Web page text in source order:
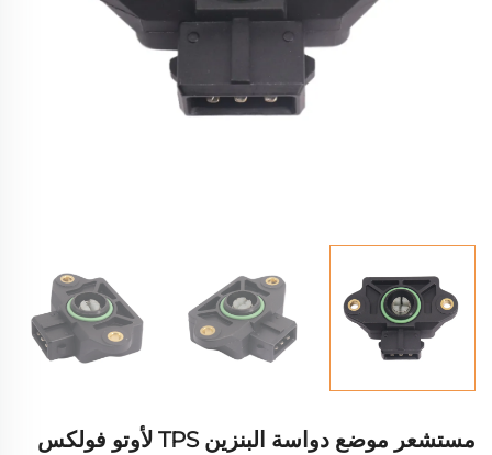
مستشعر موضع دواسة البنزين TPS لأوتو فولكس